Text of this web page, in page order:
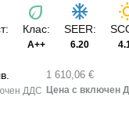
eco
Клас:
A++
ac_unit
SEER:
6.20
1 610,06 €